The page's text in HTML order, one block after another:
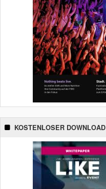
KOSTENLOSER DOWNLOAD